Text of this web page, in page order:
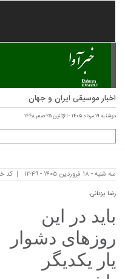
اخبار موسیقی ایران و جهان
دوشنبه ۱۹ مرداد ۱۴۰۵ - الإثنين ۲۵ صفر ۱۴۴۸
سه شنبه - ۱۸ فروردین ۱۴۰۵ - ۱۲:۴۹ کد خبر :
رضا یزدانی:
باید در این
روزهای دشوار
یار یکدیگر